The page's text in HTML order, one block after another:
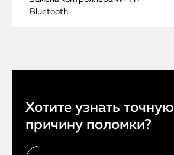
Bluetooth
Хотите узнать точную
причину поломки?